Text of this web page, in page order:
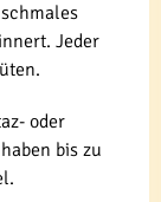
Jeder
oder
bis zu